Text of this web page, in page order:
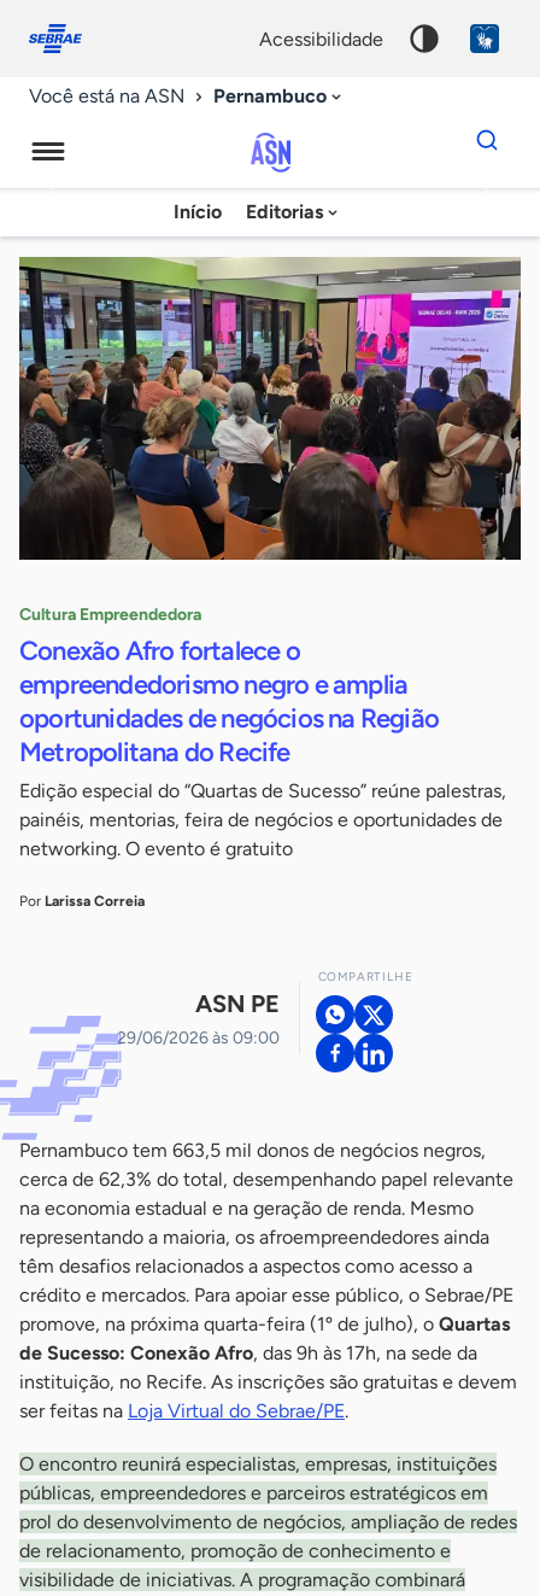
conosco
acessibilidade
Você está na ASN Pernambuco
Agência
Sebrae
de
Notícias
Início Editorias
Dados
para
chave
Cultura Empreendedora
Conexão Afro fortalece o
empreendedorismo negro e amplia
oportunidades de negócios na Região
Metropolitana do Recife
Edição especial do “Quartas de Sucesso” reúne palestras,
painéis, mentorias, feira de negócios e oportunidades de
networking. O evento é gratuito
Por Larissa Correia
ASN PE
29/06/2026 às 09:00
COMPARTILHE
Pernambuco tem 663,5 mil donos de negócios negros,
cerca de 62,3% do total, desempenhando papel relevante
na economia estadual e na geração de renda. Mesmo
representando a maioria, os afroempreendedores ainda
têm desafios relacionados a aspectos como acesso a
crédito e mercados. Para apoiar esse público, o Sebrae/PE
promove, na próxima quarta-feira (1º de julho), o Quartas
de Sucesso: Conexão Afro, das 9h às 17h, na sede da
instituição, no Recife. As inscrições são gratuitas e devem
ser feitas na Loja Virtual do Sebrae/PE.
O encontro reunirá especialistas, empresas, instituições
públicas, empreendedores e parceiros estratégicos em
prol do desenvolvimento de negócios, ampliação de redes
de relacionamento, promoção de conhecimento e
visibilidade de iniciativas. A programação combinará